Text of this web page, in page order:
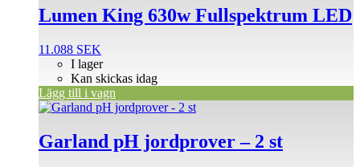
Lumen King 630w Fullspektrum LED
11.088 SEK
I lager
Kan skickas idag
Lägg till i vagn
Garland pH jordprover – 2 st